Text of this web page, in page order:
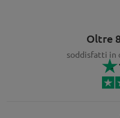
Oltre
soddisfatti in